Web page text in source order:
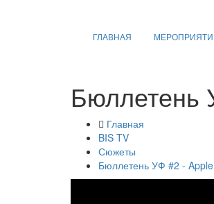
ГЛАВНАЯ
Бюллетень
Главная
BIS TV
Сюжеты
Бюллетень УФ #2 -